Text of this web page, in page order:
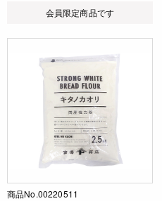
会員限定商品です
商品No.00220511